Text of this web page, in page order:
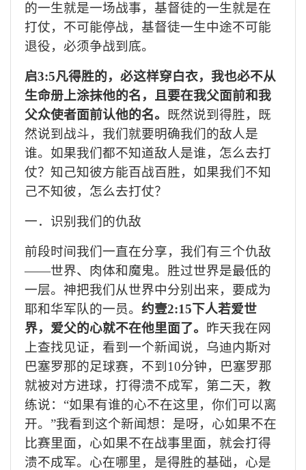
的一生就是一场战事， 基督徒的一生就是在
打仗，不可能停战， 基督徒一生中途不可能
退役，必须争战到底。
启3:5凡得胜的，必这样穿白衣，我也必不从
生命册上涂抹他的名，且要在我父面前和我
父众使者面前认他的名。
既然说到得胜，既
然说到战斗，我们就要明确我们的敌人是
谁。如果我们都不知道敌人是谁，怎么去打
仗？知己知彼方能百战百胜，如果我们不知
己不知彼，怎么去打仗？
一．识别我们的仇敌
前段时间我们一直在分享，我们有三个仇敌
——世界、肉体和魔鬼。胜过世界是最低的
一层。神把我们从世界中分别出来，要成为
耶和华军队的一员。 约壹2:15下人若爱世
界，爱父的心就不在他里面了。 昨天我在网
上查找见证，看到一个新闻说， 乌迪内斯对
巴塞罗那的足球赛，不到 10分钟，巴塞罗那
就被对方进球，打得溃不成军，第二天，教
练说： “如果有谁的心不在这里， 你们可以离
开。 ”我看到这个新闻想：是呀，心如果不在
比赛里面，心如果不在战事里面，就会打得
溃不成军。心在哪里，是得胜的基础，心是